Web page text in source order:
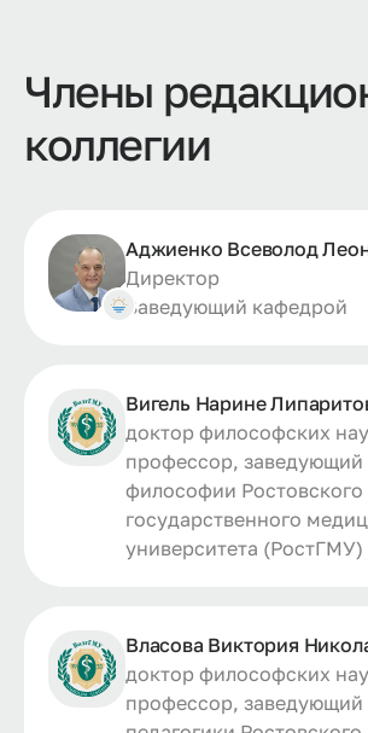
Члены
коллегии
Аджиенко Всеволод
Директор
Заведующий кафедрой
Вигель Нарине
доктор философских
профессор,
философии Ростовского
государственного
университета (РостГМУ)
Власова Виктория
доктор философских
профессор,